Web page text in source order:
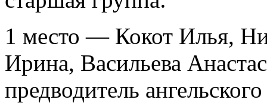
1 место — Кокот Илья,
Ирина, Васильева
предводитель